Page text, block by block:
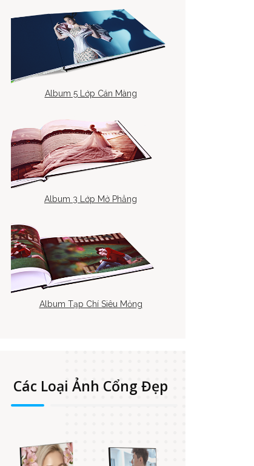
Album 5 Lớp Cán Màng
Album 3 Lớp Mở Phẳng
Album Tạp Chí Siêu Mỏng
Các Loại Ảnh Cổng Đẹp